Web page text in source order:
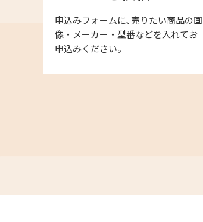
申込みフォームに､売りたい商品の画
像・メーカー・型番などを入れてお
申込みください。